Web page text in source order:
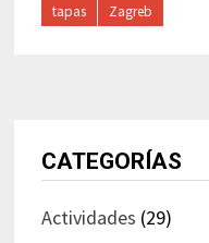
tapas
Zagreb
CATEGORÍAS
Actividades (29)